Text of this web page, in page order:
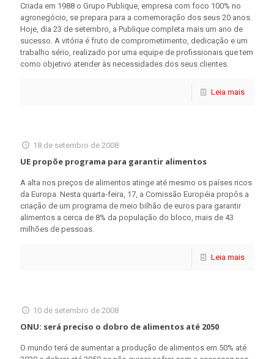
Criada em 1988 o Grupo Publique, empresa com foco 100% no
agronegócio, se prepara para a comemoração dos seus 20 anos.
Hoje, dia 23 de setembro, a Publique completa mais um ano de
sucesso. A vitória é fruto de comprometimento, dedicação e um
trabalho sério, realizado por uma equipe de profissionais que tem
como objetivo atender às necessidades dos seus clientes.
Leia mais
18 de setembro de 2008
UE propõe programa para garantir alimentos
A alta nos preços de alimentos atinge até mesmo os países ricos
da Europa. Nesta quarta-feira, 17, a Comissão Européia propôs a
criação de um programa de meio bilhão de euros para garantir
alimentos a cerca de 8% da população do bloco, mais de 43
milhões de pessoas.
Leia mais
10 de setembro de 2008
ONU: será preciso o dobro de alimentos até 2050
O mundo terá de aumentar a produção de alimentos em 50% até